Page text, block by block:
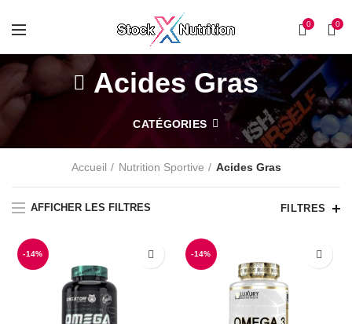
0 0
Acides Gras
CATÉGORIES
Accueil Nutrition Sportive Acides Gras
AFFICHER LES FILTRES FILTRES
-14% -14%